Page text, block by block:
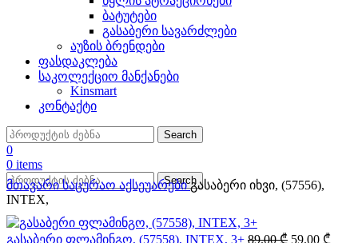
ბატუტები
გასაბერი სავარძლები
აუზის ბრენდები
ფასდაკლება
საკოლექციო მანქანები
Kinsmart
კონტაქტი
Search
0
0 items
Search
მთავარისაცურაო აქსეუარებიგასაბერი იხვი, (57556),
INTEX,
გასაბერი ფლამინგო, (57558), INTEX, 3+ 89.00₾ Original
59.00 ₾